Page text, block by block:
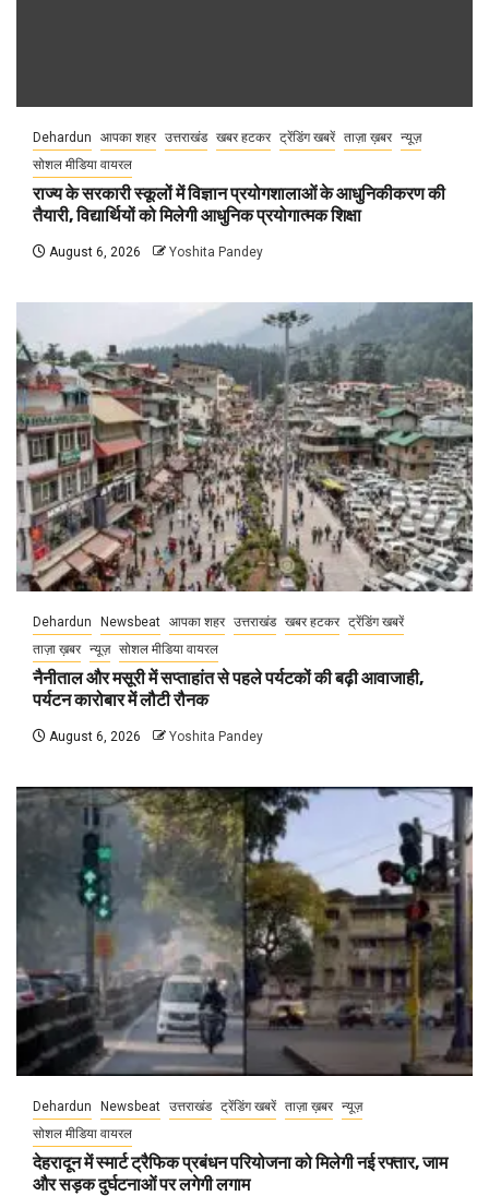
Dehardun आपका शहर उत्तराखंड खबर हटकर ट्रेंडिंग खबरें ताज़ा ख़बर न्यूज़
सोशल मीडिया वायरल
राज्य के सरकारी स्कूलों में विज्ञान प्रयोगशालाओं के आधुनिकीकरण की
तैयारी, विद्यार्थियों को मिलेगी आधुनिक प्रयोगात्मक शिक्षा
August 6, 2026 Yoshita Pandey
Dehardun Newsbeat आपका शहर उत्तराखंड खबर हटकर ट्रेंडिंग खबरें
ताज़ा ख़बर न्यूज़ सोशल मीडिया वायरल
नैनीताल और मसूरी में सप्ताहांत से पहले पर्यटकों की बढ़ी आवाजाही,
पर्यटन कारोबार में लौटी रौनक
August 6, 2026 Yoshita Pandey
Dehardun Newsbeat उत्तराखंड ट्रेंडिंग खबरें ताज़ा ख़बर न्यूज़
सोशल मीडिया वायरल
देहरादून में स्मार्ट ट्रैफिक प्रबंधन परियोजना को मिलेगी नई रफ्तार, जाम
और सड़क दुर्घटनाओं पर लगेगी लगाम